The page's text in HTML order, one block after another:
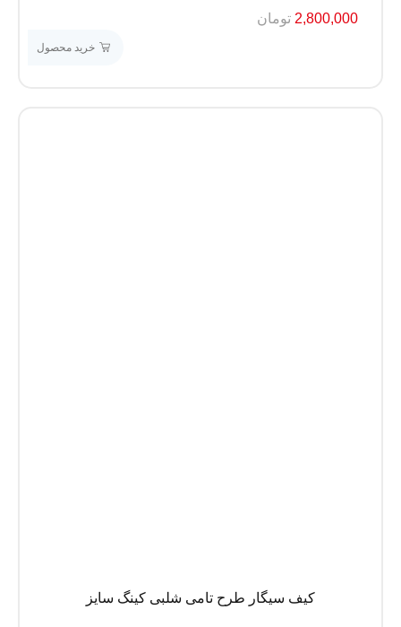
2,800,000 تومان
خرید محصول
کیف سیگار طرح تامی شلبی کینگ سایز